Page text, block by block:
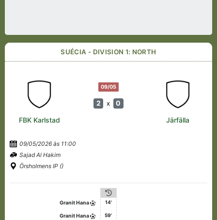
SUÉCIA - DIVISION 1: NORTH
09/05
2 x 0
FBK Karlstad Järfälla
09/05/2026 às 11:00
Sajad Al Hakim
Örsholmens IP ()
Granit Hana 14'
Granit Hana 59'